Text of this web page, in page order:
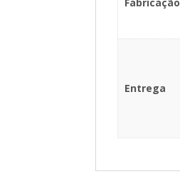
Entrega